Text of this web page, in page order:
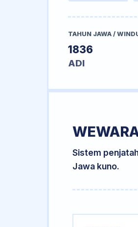
TAHUN JAWA /
1836
ADI
Sistem
Jawa kuno.